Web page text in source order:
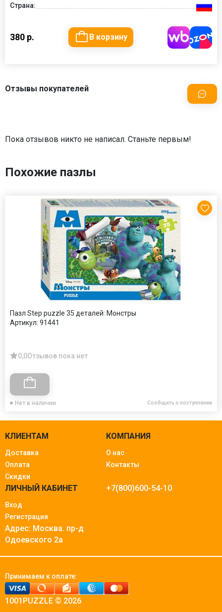
Страна:
380 р. В корзину
Отзывы покупателей
Пока отзывов никто не написал. Станьте первым!
Похожие пазлы
Пазл Step puzzle 35 деталей: Монстры
Артикул: 91441
0,0Отзывов пока нет
Нет в наличии Сообщить о поступлении
КЛИЕНТАМ
Доставка
Оплата
Скидки
КОМПАНИЯ
О нас
Контакты
ЛИЧНЫЙ КАБИНЕТ
Вход
Регистрация
+7(800)600-54-10
Адрес: Москва. пр-д
Одоевского 2а
1001PUZZLE © 2026
Принимаем к оплате: